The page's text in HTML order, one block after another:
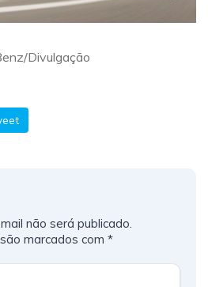
Divulgação
não será publicado.
marcados com *